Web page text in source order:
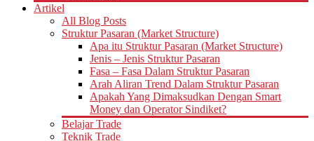
Artikel
All Blog Posts
Struktur Pasaran (Market Structure)
Apa itu Struktur Pasaran (Market Structure)
Jenis – Jenis Struktur Pasaran
Fasa – Fasa Dalam Struktur Pasaran
Arah Aliran Trend Dalam Struktur Pasaran
Apakah Yang Dimaksudkan Dengan Smart
Money dan Operator Sindiket?
Belajar Trade
Teknik Trade